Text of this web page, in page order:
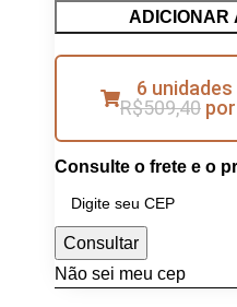
ADICIONAR
6
R$509,40 por
Consulte o frete e o
Consultar
Não sei meu cep